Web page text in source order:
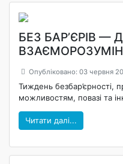
БЕЗ БАР’ЄРІВ —
Опубліковано: 03 червня
Тиждень безбар’єрності,
можливостям, повазі та
Читати далі...